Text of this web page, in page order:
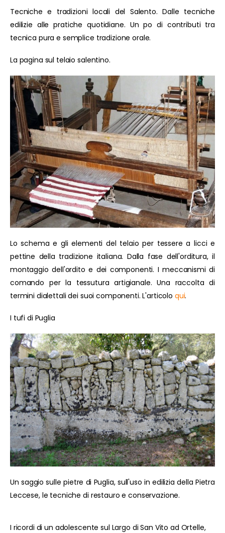
Tecniche e tradizioni locali del Salento. Dalle tecniche
edilizie alle pratiche quotidiane. Un po di contributi tra
tecnica pura e semplice tradizione orale.
La pagina sul telaio salentino.
Lo schema e gli elementi del telaio per tessere a licci e
pettine della tradizione italiana. Dalla fase dell'orditura, il
montaggio dell'ordito e dei componenti. I meccanismi di
comando per la tessutura artigianale. Una raccolta di
termini dialettali dei suoi componenti. L'articolo qui.
I tufi di Puglia
Un saggio sulle pietre di Puglia, sull'uso in edilizia della Pietra
Leccese, le tecniche di restauro e conservazione.
I ricordi di un adolescente sul Largo di San Vito ad Ortelle,